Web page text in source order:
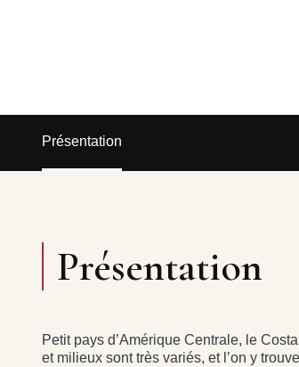
Présentation
Présentation
Petit pays d’Amérique Centrale, le
et milieux sont très variés, et l’on y